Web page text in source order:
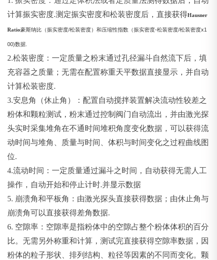
计算振实密度.测定振实密度和松装密度后，直接获得Hausner
Ratio豪斯纳比（振实密度/松装密度）和压缩性指数（振实密度-松装密度/松装密度x1
00)数据
2.松装密度：一定质量之粉末通过孔径漏斗自然流下后，填
充容器之质量；无需在配置称重天平数据直接显示，并自动
计算松装密度.
3.安息角（休止角）：配置自动搅拌装置解决流动性较差之
粉体和颗粒测试，粉末通过控制阀门自动流出，并由激光探
头实时采集堆角在不通时间堆积角度变化数据，可以获得流
动时间与堆角、质量与时间、体积与时间变化之过程曲线图
位.
4.流动时间：一定质量通过漏斗之时间，自动获得无需人工
操作，自动开始和停止计时.并显示数据
5. 崩溃角和平板角：由激光探头直接获得数据；由休止角与
崩溃角可以直接获得差角数据.
6. 空隙率：空隙率是指粉体中的空隙占整个粉体体积的百分
比。无需另外称重和计算，测试完直接获得空隙率数据，因
粉体的粒子形状、排列结构、粒径等因素的不同而变化。颗